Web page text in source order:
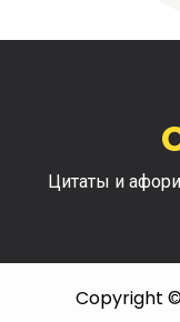
Цитаты и
Copyright ©